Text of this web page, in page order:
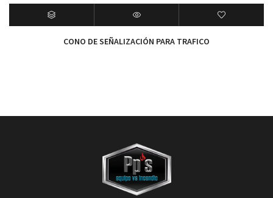
CONO DE SEÑALIZACIÓN PARA TRAFICO